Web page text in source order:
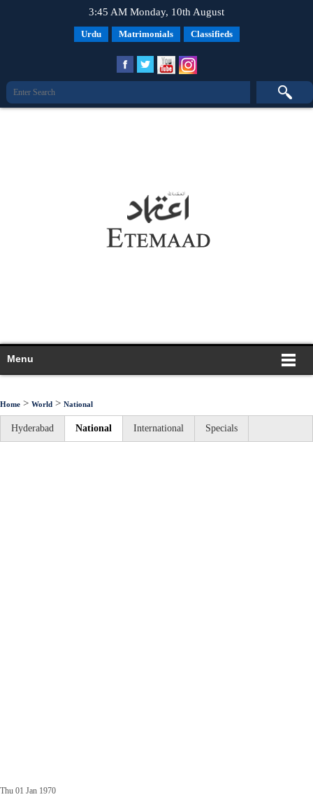
3:45 AM Monday, 10th August
Urdu Matrimonials Classifieds
Menu
Home > World > National
Hyderabad National International Specials
Thu 01 Jan 1970